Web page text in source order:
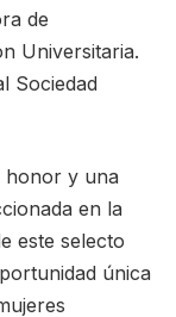
de
Universitaria.
Sociedad
honor y una
en la
este selecto
única